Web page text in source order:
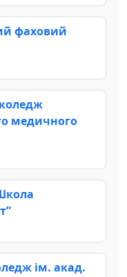
фаховий
медичного
ім. акад.